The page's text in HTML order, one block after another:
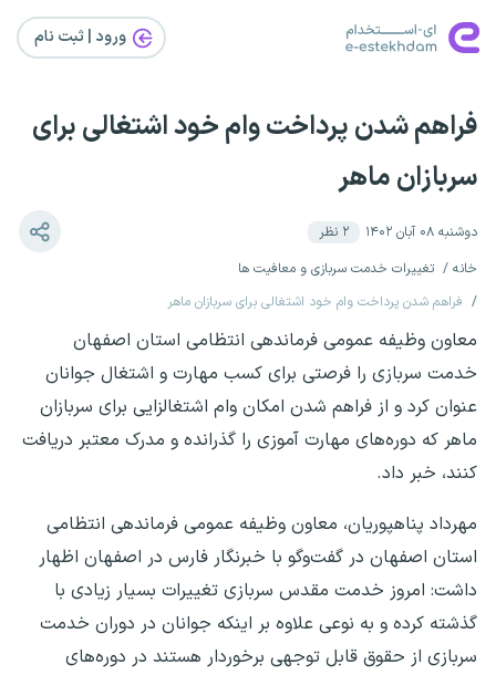
ورود | ثبت‌ نام
فراهم شدن پرداخت وام خود اشتغالی برای
سربازان ماهر
دوشنبه ۰۸ آبان ۱۴۰۲ ۲ نظر
خانه
تغییرات خدمت سربازی و معافیت ها
فراهم شدن پرداخت وام خود اشتغالی برای سربازان ماهر
معاون وظیفه عمومی فرماندهی انتظامی استان اصفهان
خدمت سربازی را فرصتی برای کسب مهارت و اشتغال جوانان
عنوان کرد و از فراهم شدن امکان وام اشتغالزایی برای سربازان
ماهر که دوره‌های مهارت آموزی را گذرانده و مدرک معتبر دریافت
کنند، خبر داد.
مهرداد پناهپوریان، معاون وظیفه عمومی فرماندهی انتظامی
استان اصفهان در گفت‌وگو با خبرنگار فارس در اصفهان اظهار
داشت: امروز خدمت مقدس سربازی تغییرات بسیار زیادی با
گذشته کرده و به نوعی علاوه بر اینکه جوانان در دوران خدمت
سربازی از حقوق قابل توجهی برخوردار هستند در دوره‌های